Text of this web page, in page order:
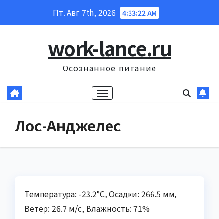
Пт. Авг 7th, 2026 4:33:23 AM
work-lance.ru
Осознанное питание
Лос-Анджелес
Температура: -23.2°C, Осадки: 266.5 мм,
Ветер: 26.7 м/с, Влажность: 71%